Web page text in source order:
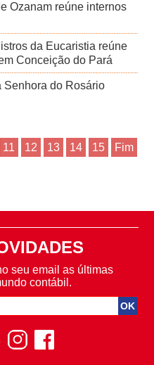
Ozanam reúne internos
da Eucaristia reúne
Conceição do Pará
Senhora do Rosário
11 12 13 14 15 Fim
seu email as últimas
contábil.